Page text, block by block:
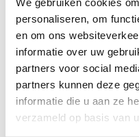
personaliseren, om
en om ons
informatie over uw
partners voor social
partners kunnen deze
informatie die u aan ze
verzameld op basis van
Ik heb in het
gedroomd en
wat simpeler voor
erachter dat het